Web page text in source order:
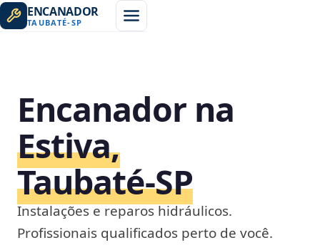
ENCANADOR
TAUBATÉ-SP
Encanador na
Estiva,
Taubaté‑SP
Instalações e reparos hidráulicos.
Profissionais qualificados perto de você.